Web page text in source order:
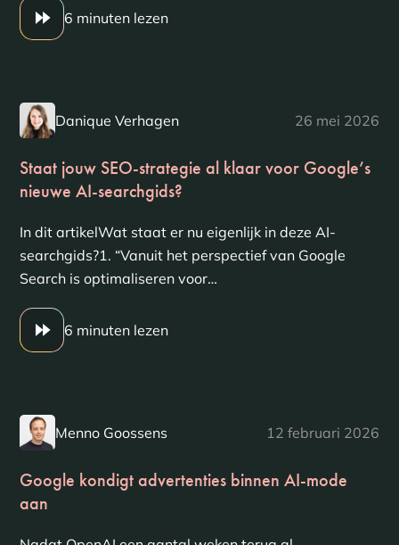
6 minuten lezen
Danique Verhagen 26 mei 2026
Staat jouw SEO-strategie al klaar voor Google’s
nieuwe AI-searchgids?
In dit artikelWat staat er nu eigenlijk in deze AI-
searchgids?1. “Vanuit het perspectief van Google
Search is optimaliseren voor…
6 minuten lezen
Menno Goossens 12 februari 2026
Google kondigt advertenties binnen AI-mode
aan